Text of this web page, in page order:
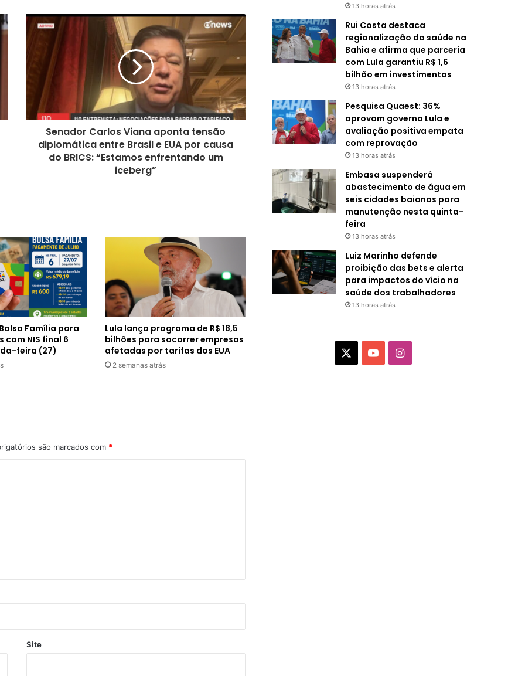
Senador Carlos Viana aponta tensão
diplomática entre Brasil e EUA por causa
do BRICS: “Estamos enfrentando um
iceberg”
Família para
com NIS final 6
feira (27)
Lula lança programa de R$ 18,5
bilhões para socorrer empresas
afetadas por tarifas dos EUA
2 semanas atrás
são marcados com *
Site
13 horas atrás
Rui Costa destaca
regionalização da saúde na
Bahia e afirma que parceria
com Lula garantiu R$ 1,6
bilhão em investimentos
13 horas atrás
Pesquisa Quaest: 36%
aprovam governo Lula e
avaliação positiva empata
com reprovação
13 horas atrás
Embasa suspenderá
abastecimento de água em
seis cidades baianas para
manutenção nesta quinta-
feira
13 horas atrás
Luiz Marinho defende
proibição das bets e alerta
para impactos do vício na
saúde dos trabalhadores
13 horas atrás
Y
I